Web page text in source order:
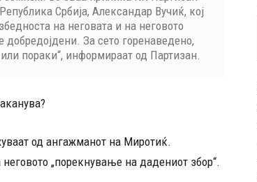
Србија, Александар Вучиќ, кој
на неговата и на неговото
добредојдени. За сето горенаведено,
пораки“, информираат од Партизан.
од ангажманот на Миротиќ.
„порекнување на дадениот збор“.